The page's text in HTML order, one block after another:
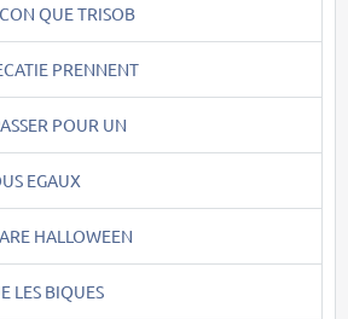
QUE TRISOB
PRENNENT
POUR UN
EGAUX
HALLOWEEN
LES BIQUES